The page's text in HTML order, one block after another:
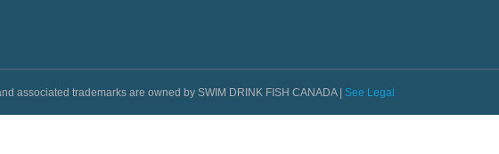
associated trademarks are owned by SWIM DRINK FISH CANADA | See Legal